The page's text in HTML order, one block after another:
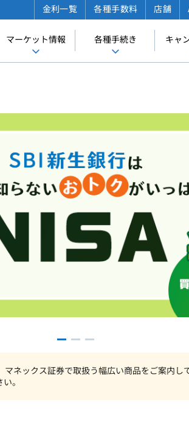
マーケット情報 各種手続き キャ
金利一覧 各種手数料 店舗
ネックス証券で取扱う幅広い商品をご案内し
。